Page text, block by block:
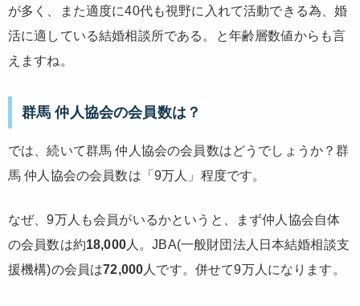
が多く、また適度に40代も視野に入れて活動できる為、婚
活に適している結婚相談所である。と年齢層数値からも言
えますね。
群馬 仲人協会の会員数は？
では、続いて群馬 仲人協会の会員数はどうでしょうか？群
馬 仲人協会の会員数は「 9万人 」程度です。
なぜ、9万人も会員がいるかというと、まず仲人協会自体
の会員数は約18,000人。JBA(一般財団法人日本結婚相談支
援機構)の会員は72,000 人です。併せて9万人になります。